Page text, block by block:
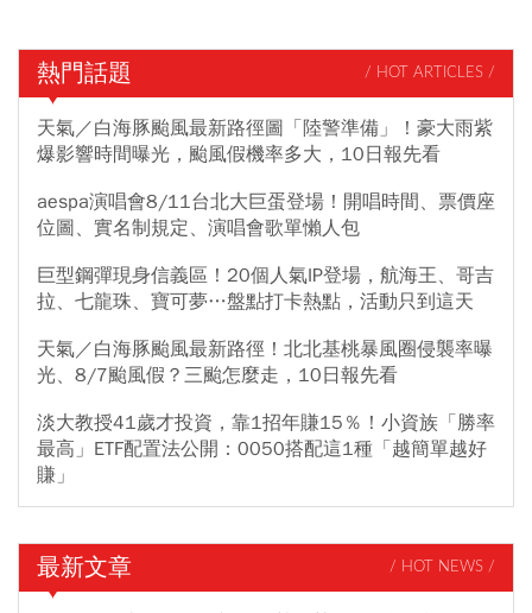
熱門話題 / HOT ARTICLES /
天氣／白海豚颱風最新路徑圖「陸警準備」！豪大雨紫
爆影響時間曝光，颱風假機率多大，10日報先看
aespa演唱會8/11台北大巨蛋登場！開唱時間、票價座
位圖、實名制規定、演唱會歌單懶人包
巨型鋼彈現身信義區！20個人氣IP登場，航海王、哥吉
拉、七龍珠、寶可夢…盤點打卡熱點，活動只到這天
天氣／白海豚颱風最新路徑！北北基桃暴風圈侵襲率曝
光、8/7颱風假？三颱怎麼走，10日報先看
淡大教授41歲才投資，靠1招年賺15％！小資族「勝率
最高」ETF配置法公開：0050搭配這1種「越簡單越好
賺」
最新文章 / HOT NEWS /